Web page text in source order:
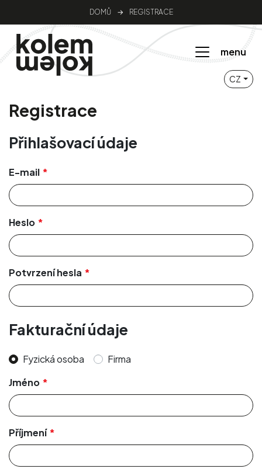
DOMŮ → REGISTRACE
menu
CZ
Registrace
Přihlašovací údaje
E-mail
Heslo
Potvrzení hesla
Fakturační údaje
Fyzická osoba
Firma
Jméno
Příjmení